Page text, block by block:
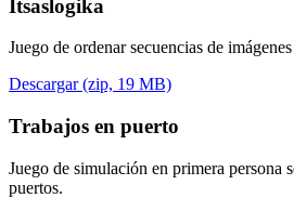
Itsaslogika
Juego de ordenar secuencias de
Descargar (zip, 19 MB)
Trabajos en puerto
Juego de simulación en primera persona
puertos.